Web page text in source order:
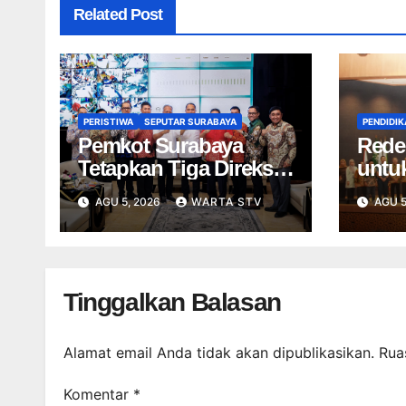
Related Post
PERISTIWA SEPUTAR SURABAYA
Pemkot Surabaya
Tetapkan Tiga Direksi
Baru PDAM Surya
Sembada, Fokus
Perkuat Layanan dan
AGU 5, 2026 WARTA STV
Era
AGU
Tinggalkan Balasan
Alamat email Anda tidak akan dipublikasikan.
Komentar *